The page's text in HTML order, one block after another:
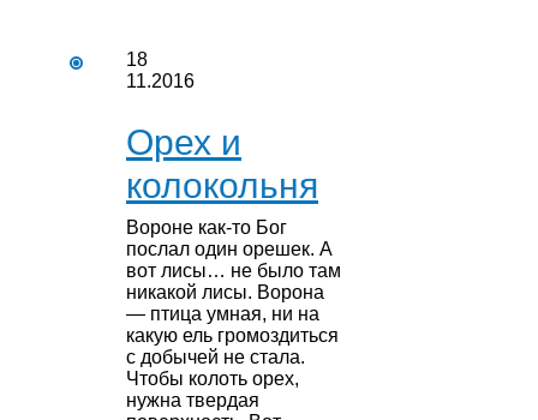
18
11.2016
Орех и
колокольня
Вороне как-то Бог
послал один орешек. А
вот лисы… не было там
никакой лисы. Ворона
— птица умная, ни на
какую ель громоздиться
с добычей не стала.
Чтобы колоть орех,
нужна твердая